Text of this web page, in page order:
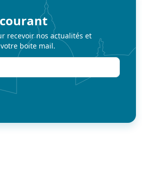
recevoir nos actualités et
boite mail.